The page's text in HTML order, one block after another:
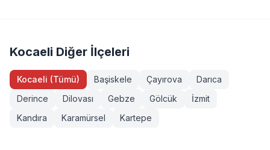
sınavlarımız MYK onaylı ve TÜRKAK akreditasyonludur.
isteyenler +90 232 489 22 27 numarasından detaylı bilgi
Kocaeli Diğer İlçeleri
Kocaeli (Tümü) Başiskele Çayırova
Darıca
Derince
Dilovası Gebze Gölcük
İzmit
Kandıra
Karamürsel Kartepe